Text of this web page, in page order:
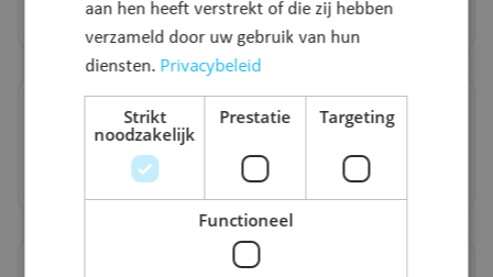
Politieraad
Politiezone Rivierenland
Hulpverleningszone Rivierenland
aan hen heeft verstrekt of die zij hebben
verzameld door uw gebruik van hun
diensten. Privacybeleid
Strikt
noodzakelijk
Prestatie Targeting
Functioneel